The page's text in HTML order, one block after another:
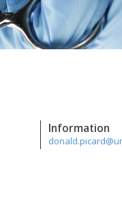
Information